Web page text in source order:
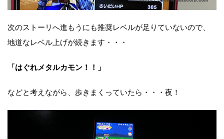
次のストーリへ進もうにも推奨レベルが足りていないので、
地道なレベル上げが続きます・・・
「はぐれメタルカモン！！」
などと考えながら、歩きまくっていたら・・・夜！